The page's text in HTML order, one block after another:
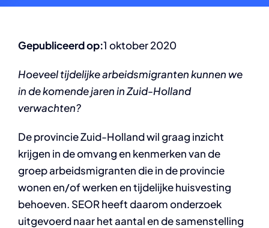
Gepubliceerd op:1 oktober 2020
Hoeveel tijdelijke arbeidsmigranten kunnen we
in de komende jaren in Zuid-Holland
verwachten?
De provincie Zuid-Holland wil graag inzicht
krijgen in de omvang en kenmerken van de
groep arbeidsmigranten die in de provincie
wonen en/of werken en tijdelijke huisvesting
behoeven. SEOR heeft daarom onderzoek
uitgevoerd naar het aantal en de samenstelling